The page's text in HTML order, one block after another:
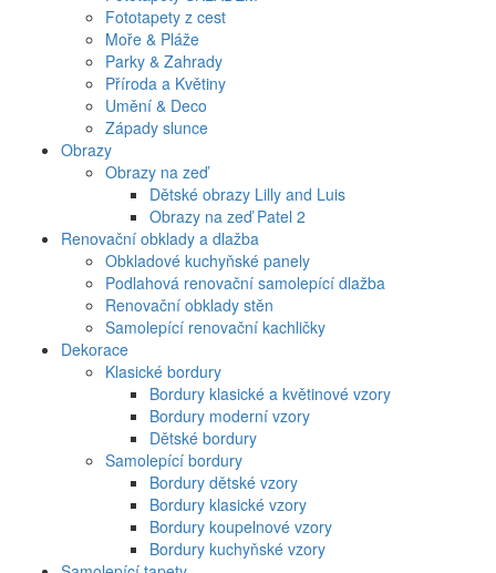
Fototapety z cest
Moře & Pláže
Parky & Zahrady
Příroda a Květiny
Umění & Deco
Západy slunce
Obrazy
Obrazy na zeď
Dětské obrazy Lilly and Luis
Obrazy na zeď Patel 2
Renovační obklady a dlažba
Obkladové kuchyňské panely
Podlahová renovační samolepící dlažba
Renovační obklady stěn
Samolepící renovační kachličky
Dekorace
Klasické bordury
Bordury klasické a květinové vzory
Bordury moderní vzory
Dětské bordury
Samolepící bordury
Bordury dětské vzory
Bordury klasické vzory
Bordury koupelnové vzory
Bordury kuchyňské vzory